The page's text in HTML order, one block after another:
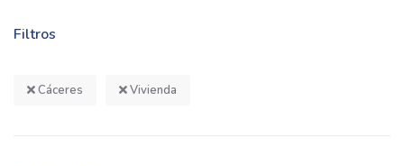
Filtros
Cáceres Vivienda